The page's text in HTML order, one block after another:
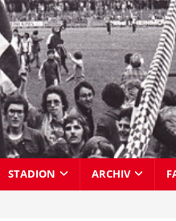
STADION ARCHIV